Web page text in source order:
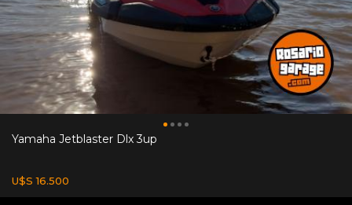
Yamaha Jetblaster Dlx 3up
U$S 16.500